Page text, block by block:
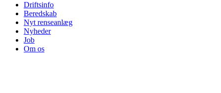
Driftsinfo
Beredskab
Nyt renseanlæg
Nyheder
Job
Om os